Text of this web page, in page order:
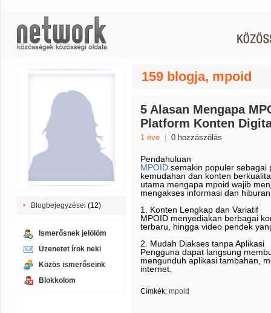
Blogbejegyzései (12)
Ismerősnek jelölöm
Üzenetet írok neki
Közös ismerőseink
Blokkolom
159 blogja, mpoid
5 Alasan Mengapa
Platform Konten
1 éve 0 hozzászólás
Pendahuluan
MPOID semakin populer sebagai
kemudahan dan konten
utama mengapa mpoid wajib
mengakses informasi dan
1. Konten Lengkap dan Variatif
MPOID menyediakan berbagai
terbaru, hingga video pendek
2. Mudah Diakses tanpa Aplikasi
Pengguna dapat langsung
mengunduh aplikasi tambahan,
internet.
Címkék: mpoid